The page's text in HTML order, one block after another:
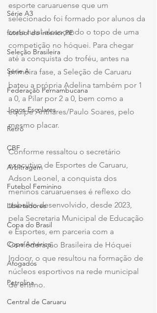
Série A3
futebol do interior PE
Seleção Brasileira
Série A
Federação Pernambucana
Jogos Escolares
Retrô
CBF
Arbitragem
Futebol Feminino
Libertadores
Copa do Brasil
Copa América
Afogados
Petrolina
Central de Caruaru
esporte caruaruense que um
selecionado foi formado por alunos da
zona rural alcançando o topo de uma
competição no hóquei. Para chegar
até a conquista do troféu, antes na
primeira fase, a Seleção de Caruaru
bateu a própria Adelina também por 1
a 0, a Pilar por 2 a 0, bem como a
equipe Anthares/Paulo Soares, pelo
mesmo placar.
Conforme ressaltou o secretário
executivo de Esportes de Caruaru,
Adson Leonel, a conquista dos
meninos caruaruenses é reflexo do
trabalho desenvolvido, desde 2023,
pela Secretaria Municipal de Educação
e Esportes, em parceria com a
Confederação Brasileira de Hóquei
Indoor, o que resultou na formação de
núcleos esportivos na rede municipal
de ensino.